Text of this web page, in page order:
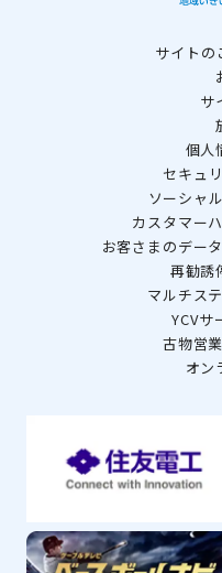
サイトの
サ
個人
セキュ
ソーシャ
カスタマー
お客さまのデー
再勧誘
マルチス
YCVサ
古物営
オン